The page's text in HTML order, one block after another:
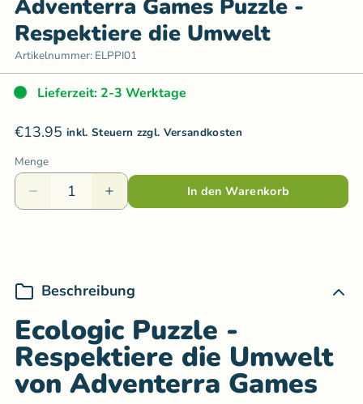
Adventerra Games Puzzle -
Respektiere die Umwelt
Artikelnummer: ELPPI01
Lieferzeit: 2-3 Werktage
€13.95 inkl. Steuern zzgl. Versandkosten
Menge
In den Warenkorb
Beschreibung
Ecologic Puzzle -
Respektiere die Umwelt
von Adventerra Games